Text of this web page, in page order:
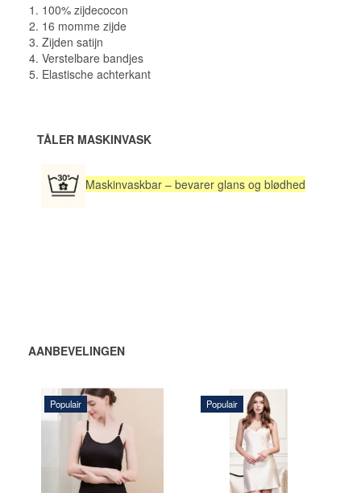
1. 100% zijdecocon
2. 16 momme zijde
3. Zijden satijn
4. Verstelbare bandjes
5. Elastische achterkant
TÅLER MASKINVASK
Maskinvaskbar – bevarer glans og blødhed
AANBEVELINGEN
Populair
360,00 DKK
Populair
688,00 DKK